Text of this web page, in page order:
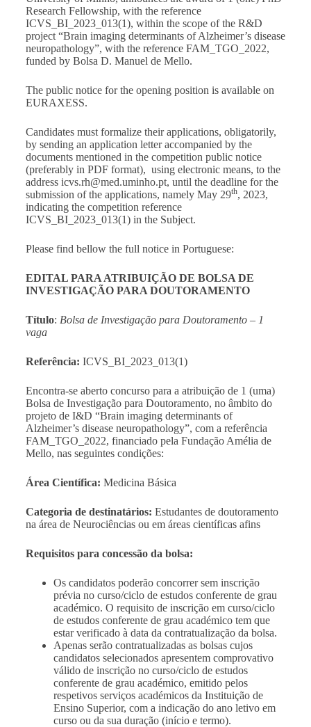
Research Fellowship, with the reference
ICVS_BI_2023_013(1), within the scope of the R&D
project “Brain imaging determinants of Alzheimer’s disease
neuropathology”, with the reference FAM_TGO_2022,
funded by Bolsa D. Manuel de Mello.
The public notice for the opening position is available on
EURAXESS.
Candidates must formalize their applications, obligatorily,
by sending an application letter accompanied by the
documents mentioned in the competition public notice
(preferably in PDF format), using electronic means, to the
address icvs.rh@med.uminho.pt, until the deadline for the
submission of the applications, namely May 29th, 2023,
indicating the competition reference
ICVS_BI_2023_013(1) in the Subject.
Please find bellow the full notice in Portuguese:
EDITAL PARA ATRIBUIÇÃO DE BOLSA DE
INVESTIGAÇÃO PARA DOUTORAMENTO
Título: Bolsa de Investigação para Doutoramento – 1
vaga
Referência: ICVS_BI_2023_013(1)
Encontra-se aberto concurso para a atribuição de 1 (uma)
Bolsa de Investigação para Doutoramento, no âmbito do
projeto de I&D “Brain imaging determinants of
Alzheimer’s disease neuropathology”, com a referência
FAM_TGO_2022, financiado pela Fundação Amélia de
Mello, nas seguintes condições:
Área Científica: Medicina Básica
Categoria de destinatários: Estudantes de doutoramento
na área de Neurociências ou em áreas científicas afins
Requisitos para concessão da bolsa:
Os candidatos poderão concorrer sem inscrição
prévia no curso/ciclo de estudos conferente de grau
académico. O requisito de inscrição em curso/ciclo
de estudos conferente de grau académico tem que
estar verificado à data da contratualização da bolsa.
Apenas serão contratualizadas as bolsas cujos
candidatos selecionados apresentem comprovativo
válido de inscrição no curso/ciclo de estudos
conferente de grau académico, emitido pelos
respetivos serviços académicos da Instituição de
Ensino Superior, com a indicação do ano letivo em
curso ou da sua duração (início e termo).